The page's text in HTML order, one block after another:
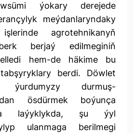
ýokary derejede
meýdanlaryndaky
agrotehnikanyň
berjaý edilmeginiň
hem-de häkime bu
berdi. Döwlet
ýurdumyzy durmuş-
ösdürmek boýunça
laýyklykda, şu ýyl
ulanmaga berilmegi